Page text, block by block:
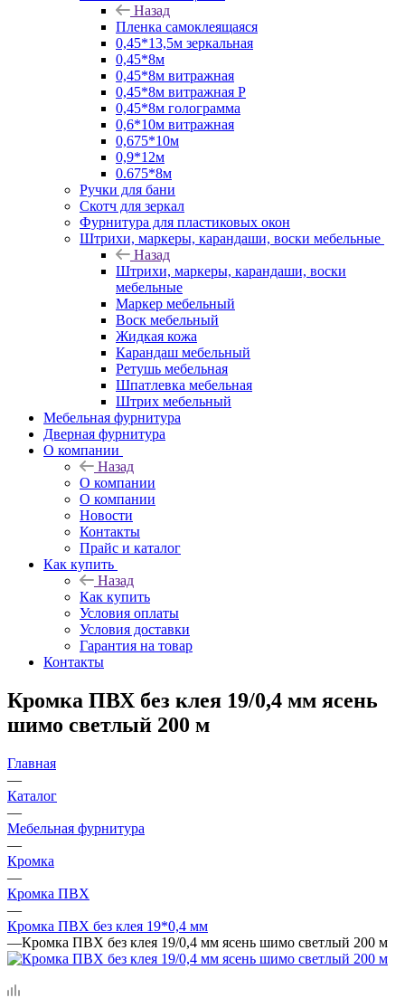
Назад
Пленка самоклеящаяся
0,45*13,5м зеркальная
0,45*8м
0,45*8м витражная
0,45*8м витражная Р
0,45*8м голограмма
0,6*10м витражная
0,675*10м
0,9*12м
0.675*8м
Ручки для бани
Скотч для зеркал
Фурнитура для пластиковых окон
Штрихи, маркеры, карандаши, воски мебельные
Назад
Штрихи, маркеры, карандаши, воски
мебельные
Маркер мебельный
Воск мебельный
Жидкая кожа
Карандаш мебельный
Ретушь мебельная
Шпатлевка мебельная
Штрих мебельный
Мебельная фурнитура
Дверная фурнитура
О компании
Назад
О компании
О компании
Новости
Контакты
Прайс и каталог
Как купить
Назад
Как купить
Условия оплаты
Условия доставки
Гарантия на товар
Контакты
Кромка ПВХ без клея 19/0,4 мм ясень
шимо светлый 200 м
Главная
—
Каталог
—
Мебельная фурнитура
—
Кромка
—
Кромка ПВХ
—
Кромка ПВХ без клея 19*0,4 мм
—Кромка ПВХ без клея 19/0,4 мм ясень шимо светлый 200 м